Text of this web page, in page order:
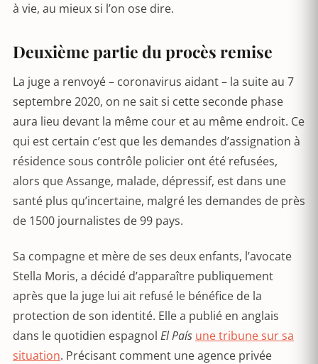
à vie, au mieux si l’on ose dire.
Deuxième partie du procès remise
La juge a renvoyé – coronavirus aidant – la suite au 7
septembre 2020, on ne sait si cette seconde phase
aura lieu devant la même cour et au même endroit. Ce
qui est certain c’est que les demandes d’assignation à
résidence sous contrôle policier ont été refusées,
alors que Assange, malade, dépressif, est dans une
santé plus qu’incertaine, malgré les demandes de près
de 1500 journalistes de 99 pays.
Sa compagne et mère de ses deux enfants, l’avocate
Stella Moris, a décidé d’apparaître publiquement
après que la juge lui ait refusé le bénéfice de la
protection de son identité. Elle a publié en anglais
dans le quotidien espagnol El País une tribune sur sa
situation. Précisant comment une agence privée